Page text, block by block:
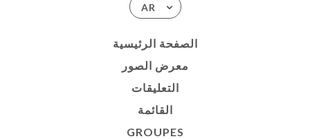
AR
الصفحة الرئيسية
معرض الصور
التعليقات
القائمة
GROUPES